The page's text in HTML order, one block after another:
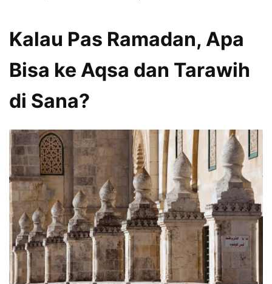
Kalau Pas Ramadan, Apa
Bisa ke Aqsa dan Tarawih
di Sana?